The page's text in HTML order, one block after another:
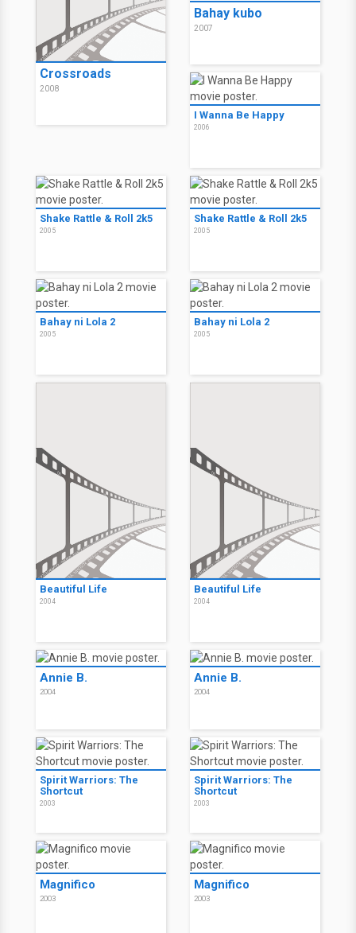
Crossroads
2008
Bahay kubo
2007
I Wanna Be Happy
2006
Shake Rattle & Roll 2k5
2005
Shake Rattle & Roll 2k5
2005
Bahay ni Lola 2
2005
Bahay ni Lola 2
2005
Beautiful Life
2004
Beautiful Life
2004
Annie B.
2004
Annie B.
2004
Spirit Warriors: The
Shortcut
2003
Spirit Warriors: The
Shortcut
2003
Magnifico
2003
Magnifico
2003